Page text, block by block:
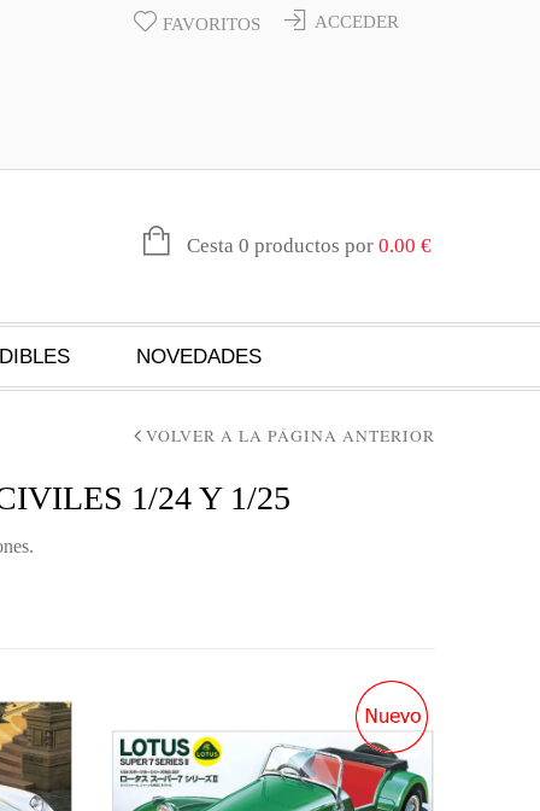
ACCEDER
FAVORITOS
Cesta 0 productos por 0.00 €
NOVEDADES
VOLVER A LA PÁGINA ANTERIOR
1/24 Y 1/25